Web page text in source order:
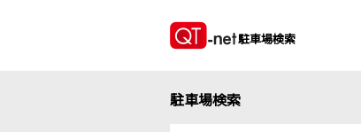
駐車場検索
駐車場検索